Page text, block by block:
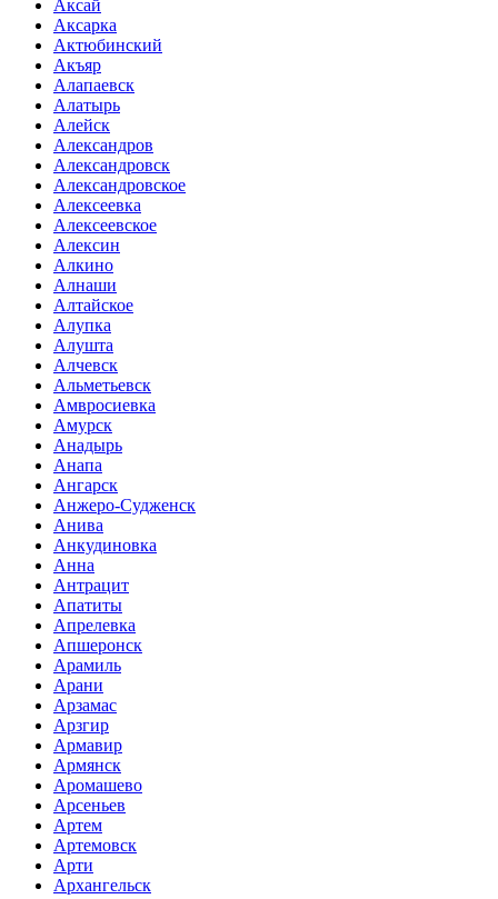
Аксай
Аксарка
Актюбинский
Акъяр
Алапаевск
Алатырь
Алейск
Александров
Александровск
Александровское
Алексеевка
Алексеевское
Алексин
Алкино
Алнаши
Алтайское
Алупка
Алушта
Алчевск
Альметьевск
Амвросиевка
Амурск
Анадырь
Анапа
Ангарск
Анжеро-Судженск
Анива
Анкудиновка
Анна
Антрацит
Апатиты
Апрелевка
Апшеронск
Арамиль
Арани
Арзамас
Арзгир
Армавир
Армянск
Аромашево
Арсеньев
Артем
Артемовск
Арти
Архангельск